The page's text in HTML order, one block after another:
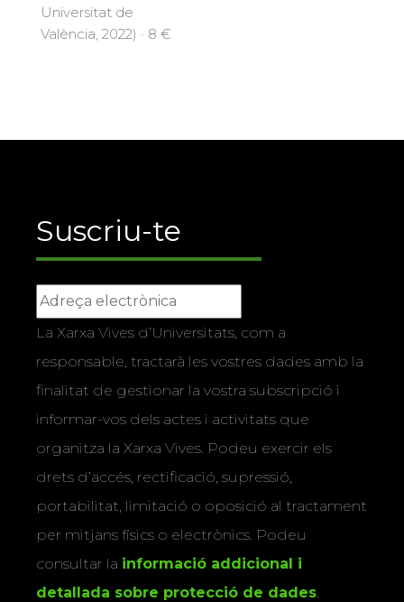
Universitat de
València, 2022) · 8 €
Suscriu-te
La Xarxa Vives d’Universitats, com a
responsable, tractarà les vostres dades amb la
finalitat de gestionar la vostra subscripció i
informar-vos dels actes i activitats que
organitza la Xarxa Vives. Podeu exercir els
drets d’accés, rectificació, supressió,
portabilitat, limitació o oposició al tractament
per mitjans físics o electrònics. Podeu
consultar la informació addicional i
detallada sobre protecció de dades.